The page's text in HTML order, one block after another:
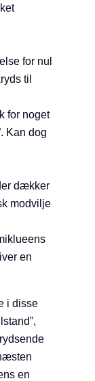
for nul
til
for noget
Kan dog
dækker
modvilje
en
i disse
en